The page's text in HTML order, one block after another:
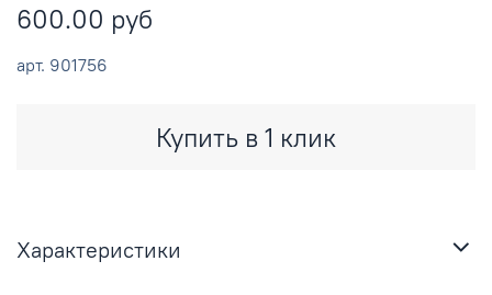
арт. 901756
600.00 руб
Купить в 1 клик
Характеристики